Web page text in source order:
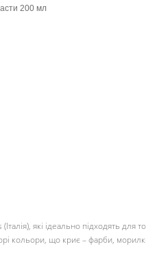
які ідеально підходять
кольори, що криє – фарби,